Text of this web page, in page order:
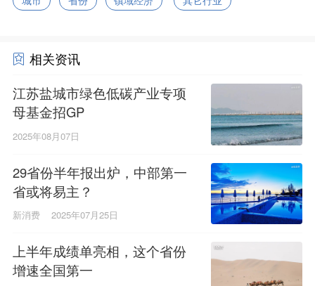
相关资讯
江苏盐城市绿色低碳产业专项
母基金招GP
2025年08月07日
29省份半年报出炉，中部第一
省或将易主？
新消费 2025年07月25日
上半年成绩单亮相，这个省份
增速全国第一